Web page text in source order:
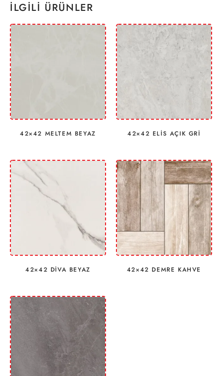
İLGILI ÜRÜNLER
42×42 MELTEM BEYAZ 42×42 ELİS AÇIK GRİ
42×42 DİVA BEYAZ 42×42 DEMRE KAHVE